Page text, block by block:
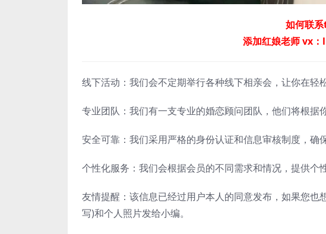
如何联
添加红娘老师 vx
线下活动：我们会不定期举行各种线下相亲会，让你在轻
专业团队：我们有一支专业的婚恋顾问团队，他们将根据
安全可靠：我们采用严格的身份认证和信息审核制度，确
个性化服务：我们会根据会员的不同需求和情况，提供个
友情提醒：该信息已经过用户本人的同意发布，如果您
写)和个人照片发给小编。